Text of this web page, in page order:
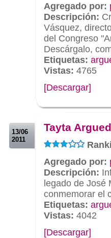
Agregado por:
Descripción:
Vásquez,
del Congreso
Descárgalo,
Etiquetas:
Vistas: 4765
[Descargar]
13/06
2011
Tayta
Agregado por:
Descripción:
legado de José
conmemorar el
Etiquetas:
Vistas: 4042
[Descargar]